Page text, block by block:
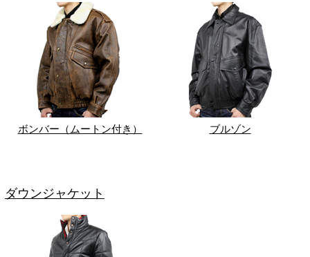
ボンバー（ムートン付き） ブルゾン
ダウンジャケット